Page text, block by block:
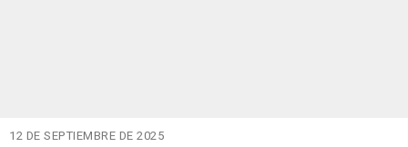
12 DE SEPTIEMBRE DE 2025